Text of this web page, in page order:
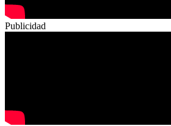
Publicidad